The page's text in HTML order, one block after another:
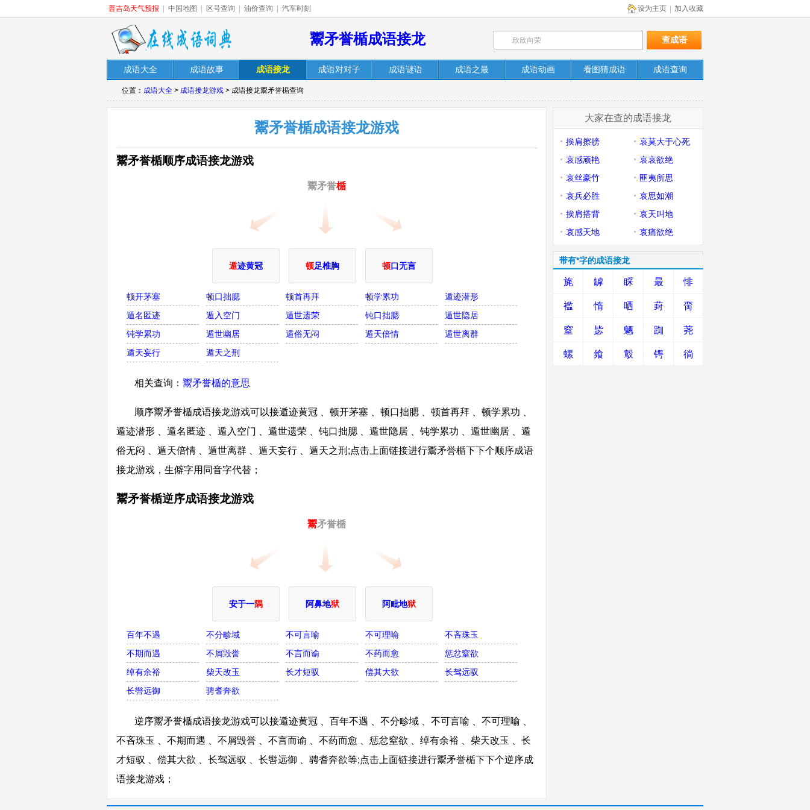
普吉岛天气预报 中国地图 区号查询 油价查询 汽车时刻 加入收藏
设为主页
鬻矛誉楯成语接龙
成语大全 成语故事 成语接龙 成语对对子 成语谜语 成语之最 成语动画 看图猜成语 成语查询
位置： 成语大全 > 成语接龙游戏 > 成语接龙鬻矛誉楯查询
鬻矛誉楯成语接龙游戏
鬻矛誉楯顺序成语接龙游戏
鬻矛誉楯
遁迹黄冠 顿足椎胸 顿口无言
顿开茅塞 顿口拙腮 顿首再拜 顿学累功
遁迹潜形
遁名匿迹
遁入空门 遁世遗荣 钝口拙腮
遁世隐居
钝学累功
遁世幽居 遁俗无闷 遁天倍情
遁世离群
遁天妄行
遁天之刑
相关查询： 鬻矛誉楯的意思
顺序鬻矛誉楯成语接龙游戏可以接遁迹黄冠 、顿开茅塞 、顿口拙腮 、顿首再拜 、顿学累功 、
遁迹潜形 、遁名匿迹 、遁入空门 、遁世遗荣 、钝口拙腮 、遁世隐居 、钝学累功 、遁世幽居 、遁
俗无闷 、遁天倍情 、遁世离群 、遁天妄行 、遁天之刑;点击上面链接进行鬻矛誉楯下下个顺序成语
接龙游戏，生僻字用同音字代替；
鬻矛誉楯逆序成语接龙游戏
鬻矛誉楯
安于一隅 阿鼻地狱 阿毗地狱
百年不遇 不分畛域 不可言喻 不可理喻
不吝珠玉
不期而遇
不屑毁誉 不言而谕 不药而愈
惩忿窒欲
绰有余裕
柴天改玉 长才短驭 偿其大欲
长驾远驭
长辔远御
骋耆奔欲
逆序鬻矛誉楯成语接龙游戏可以接遁迹黄冠 、百年不遇 、不分畛域 、不可言喻 、不可理喻 、
不吝珠玉 、不期而遇 、不屑毁誉 、不言而谕 、不药而愈 、惩忿窒欲 、绰有余裕 、柴天改玉 、长
才短驭 、偿其大欲 、长驾远驭 、长辔远御 、骋耆奔欲等;点击上面链接进行鬻矛誉楯下下个逆序成
语接龙游戏；
大家在查的成语接龙
挨肩擦膀
哀莫大于心死
哀感顽艳
哀哀欲绝
哀丝豪竹
匪夷所思
哀兵必胜
哀思如潮
挨肩搭背
哀天叫地
哀感天地
哀痛欲绝
带有*字的成语接龙
旄 罅 睬 最 悱
褴 惰 哂 葑 脔
窒 毖 魉 踟 荛
螺 飨 鷇 锷 徜